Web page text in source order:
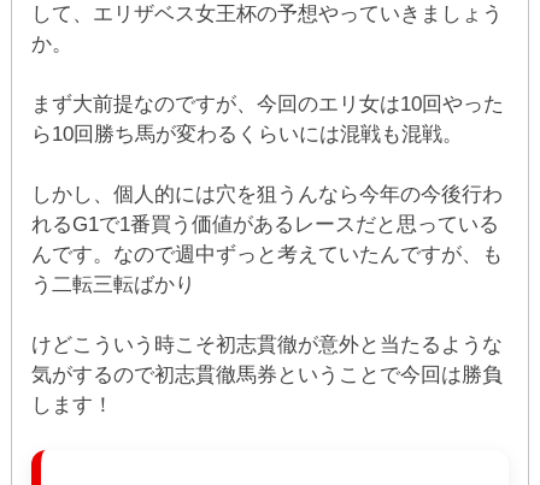
して、エリザベス女王杯の予想やっていきましょう
か。
まず大前提なのですが、今回のエリ女は10回やった
ら10回勝ち馬が変わるくらいには混戦も混戦。
しかし、個人的には穴を狙うんなら今年の今後行わ
れるG1で1番買う価値があるレースだと思っている
んです。なので週中ずっと考えていたんですが、も
う二転三転ばかり
けどこういう時こそ初志貫徹が意外と当たるような
気がするので初志貫徹馬券ということで今回は勝負
します！